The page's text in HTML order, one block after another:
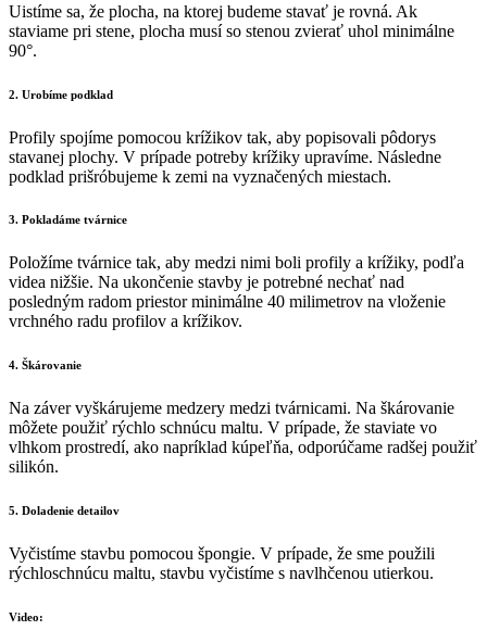
Uistíme sa, že plocha, na ktorej budeme stavať je rovná. Ak
staviame pri stene, plocha musí so stenou zvierať uhol minimálne
90°.
2. Urobíme podklad
Profily spojíme pomocou krížikov tak, aby popisovali pôdorys
stavanej plochy. V prípade potreby krížiky upravíme. Následne
podklad prišróbujeme k zemi na vyznačených miestach.
3. Pokladáme tvárnice
Položíme tvárnice tak, aby medzi nimi boli profily a krížiky, podľa
videa nižšie. Na ukončenie stavby je potrebné nechať nad
posledným radom priestor minimálne 40 milimetrov na vloženie
vrchného radu profilov a krížikov.
4. Škárovanie
Na záver vyškárujeme medzery medzi tvárnicami. Na škárovanie
môžete použiť rýchlo schnúcu maltu. V prípade, že staviate vo
vlhkom prostredí, ako napríklad kúpeľňa, odporúčame radšej použiť
silikón.
5. Doladenie detailov
Vyčistíme stavbu pomocou špongie. V prípade, že sme použili
rýchloschnúcu maltu, stavbu vyčistíme s navlhčenou utierkou.
Video: